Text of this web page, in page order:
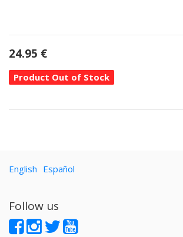
24.95 €
Product Out of Stock
English Español
Follow us